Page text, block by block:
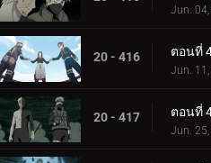
Jun.
20 - 416 ตอนที่
Jun.
20 - 417 ตอนที่
Jun.